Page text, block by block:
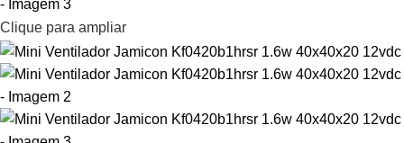
Clique para ampliar